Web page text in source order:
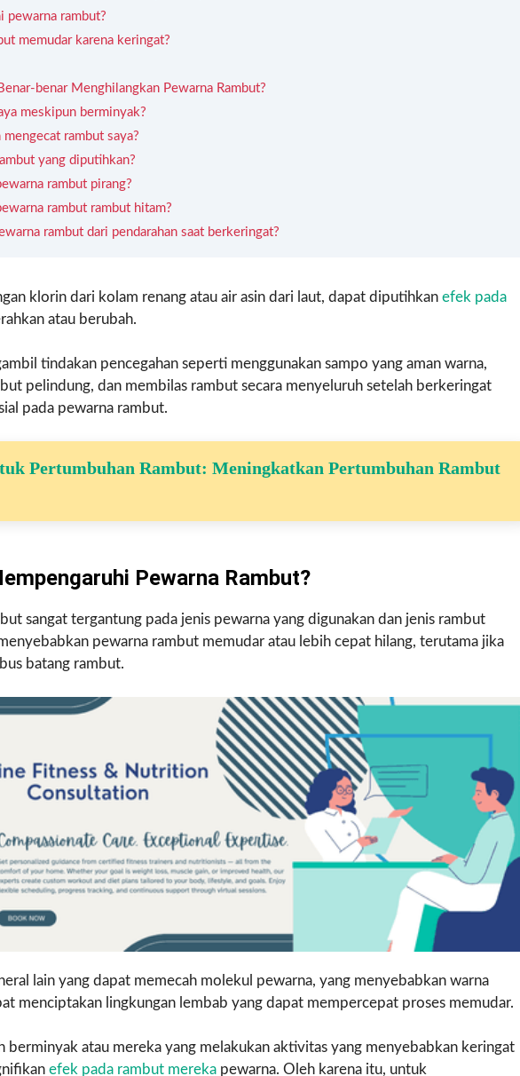
pewarna rambut?
memudar karena keringat?
benar Menghilangkan Pewarna Rambut?
meskipun berminyak?
rambut saya?
yang diputihkan?
rambut pirang?
rambut rambut hitam?
rambut dari pendarahan saat berkeringat?
klorin dari kolam renang atau air asin dari laut, dapat diputihkan efek pada
atau berubah.
tindakan pencegahan seperti menggunakan sampo yang aman warna,
pelindung, dan membilas rambut secara menyeluruh setelah berkeringat
pada pewarna rambut.
Pertumbuhan Rambut: Meningkatkan Pertumbuhan Rambut
Pewarna Rambut?
sangat tergantung pada jenis pewarna yang digunakan dan jenis rambut
pewarna rambut memudar atau lebih cepat hilang, terutama jika
batang rambut.
lain yang dapat memecah molekul pewarna, yang menyebabkan warna
menciptakan lingkungan lembab yang dapat mempercepat proses memudar.
berminyak atau mereka yang melakukan aktivitas yang menyebabkan keringat
efek pada rambut mereka pewarna. Oleh karena itu, untuk